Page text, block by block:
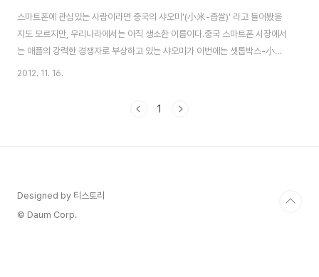
스마트폰에 관심있는 사람이라면 중국의 샤오미'(小米-좁쌀)' 라고 들어봤을
지도 모르지만, 우리나라에서는 아직 생소한 이름이다.중국 스마트폰 시장에서
는 애플의 강력한 경쟁자로 부상하고 있는 샤오미가 이번에는 셋톱박스-小米
盒子(샤오미허즈)를 발표했다. 애플TV , 구글TV와 유사한 제품이라고 할 수
오미 스마트폰 사용자에게는 299위안으로 판매된다.애플TV가 99달러(11만
2012. 11. 16.
1
Designed by 티스토리
© Daum Corp.